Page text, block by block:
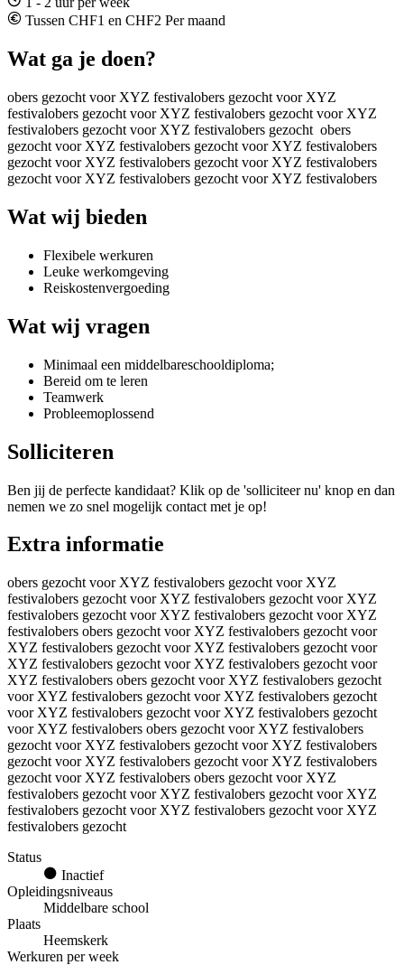
Tussen CHF1 en CHF2 Per maand
Wat ga je doen?
obers gezocht voor XYZ festivalobers gezocht voor XYZ
festivalobers gezocht voor XYZ festivalobers gezocht voor XYZ
festivalobers gezocht voor XYZ festivalobers gezocht obers
gezocht voor XYZ festivalobers gezocht voor XYZ festivalobers
gezocht voor XYZ festivalobers gezocht voor XYZ festivalobers
gezocht voor XYZ festivalobers gezocht voor XYZ festivalobers
Wat wij bieden
Flexibele werkuren
Leuke werkomgeving
Reiskostenvergoeding
Wat wij vragen
Minimaal een middelbareschooldiploma;
Bereid om te leren
Teamwerk
Probleemoplossend
Solliciteren
Ben jij de perfecte kandidaat? Klik op de 'solliciteer nu' knop en dan
nemen we zo snel mogelijk contact met je op!
Extra informatie
obers gezocht voor XYZ festivalobers gezocht voor XYZ
festivalobers gezocht voor XYZ festivalobers gezocht voor XYZ
festivalobers gezocht voor XYZ festivalobers gezocht voor XYZ
festivalobers obers gezocht voor XYZ festivalobers gezocht voor
XYZ festivalobers gezocht voor XYZ festivalobers gezocht voor
XYZ festivalobers gezocht voor XYZ festivalobers gezocht voor
XYZ festivalobers obers gezocht voor XYZ festivalobers gezocht
voor XYZ festivalobers gezocht voor XYZ festivalobers gezocht
voor XYZ festivalobers gezocht voor XYZ festivalobers gezocht
voor XYZ festivalobers obers gezocht voor XYZ festivalobers
gezocht voor XYZ festivalobers gezocht voor XYZ festivalobers
gezocht voor XYZ festivalobers gezocht voor XYZ festivalobers
gezocht voor XYZ festivalobers obers gezocht voor XYZ
festivalobers gezocht voor XYZ festivalobers gezocht voor XYZ
festivalobers gezocht voor XYZ festivalobers gezocht voor XYZ
festivalobers gezocht
Status
Inactief
Opleidingsniveaus
Middelbare school
Plaats
Heemskerk
Werkuren per week